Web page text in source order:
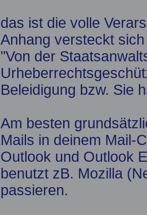
das ist die volle
Anhang versteckt
"Von der
Beleidigung bzw. Sie
Am besten
Mails in deinem Mail-
Outlook und Outlook
benutzt zB. Mozilla
passieren.